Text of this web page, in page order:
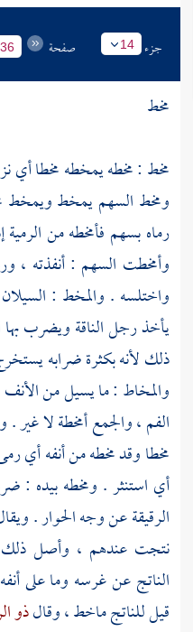
جزء 14 صفحة 36
مخط
مخط : مخطه يمخطه مخطا أي
ومخط السهم يمخط ويمخط
رماه بسهم فأمخطه من
وأمخطت السهم : أنفذته ،
واختلسه . والمخط :
يأخذ رجل الناقة ويضرب
ذلك لأنه بكثرة ضرابه
والمخاط : ما يسيل من
الفم ، والجمع أمخطة لا
مخطا وقد مخطه من أنفه أي
أي استنثر . ومخطه بيده :
الرقيقة عن وجه الحوار .
نتجت عندهم ، وأصل ذلك
الناتج عن غرسه وما على
قيل للناتج ماخط ، وقالذو